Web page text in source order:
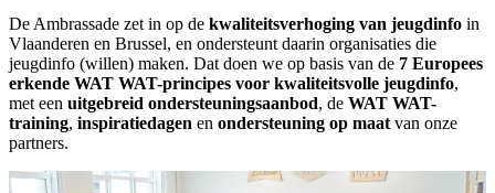
De Ambrassade zet in op de kwaliteitsverhoging van jeugdinfo in
Vlaanderen en Brussel, en ondersteunt daarin organisaties die
jeugdinfo (willen) maken. Dat doen we op basis van de 7 Europees
erkende WAT WAT-principes voor kwaliteitsvolle jeugdinfo,
met een uitgebreid ondersteuningsaanbod, de WAT WAT-
training, inspiratiedagen en ondersteuning op maat van onze
partners.